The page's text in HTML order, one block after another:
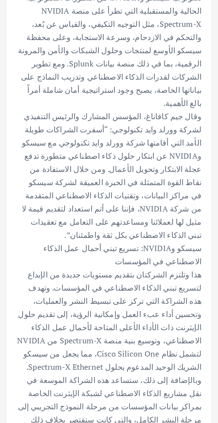
الحالية والمستقبلية التي تطرأ على منصة NVIDIA
Spectrum-X، مثل التوجيه التكيفي، والقياس عن بُعد،
والتحكم في الازدحام، وسرعة الاستجابة، وعلى محفظة
سيسكو الأوسع لمنتجات وحلول الشبكات والأمن والمرونة
الرقمية، بما في ذلك منصة بيانات Splunk. ومع تطوير
الشركات لقدرات الذكاء الاصطناعي وتدريب النماذج على
بياناتها الخاصة، يصبح وجود استراتيجية أمان شاملة أمراً
بالغ الأهمية.
وقال جيم كافاناغ، المؤسس المشارك والرئيس التنفيذي
لشركة وورلد وايد تكنولوجي: “أسفرت الشراكات طويلة
الأمد التي أقامتها شركة وورلد وايد تكنولوجي مع سيسكو
وNVIDIA عن ابتكار حلول ذكاء اصطناعي متطورة تدفع
عجلة الابتكار وتحويل الأعمال. ومن خلال الاستفادة من
نقاط القوة المتمثلة في الخبرة العميقة لشركة سيسكو
في مراكز البيانات، وتقنيات الذكاء الاصطناعي المتقدمة
من شركة NVIDIA، فإننا على أتم استعداد لتقديم قيمة لا
مثيل لها لعملائنا ومساعدتهم على التعامل مع تعقيدات
تبني الذكاء الاصطناعي بكل ثقة واطمئنان”.
سيسكو وNVIDIA: تسريع تبني أحمال عمل الذكاء
الاصطناعي في المؤسسات
هذا وتلتزم الشركتان بتقديم مستويات جديدة من الإبداع
لتسريع تبني الذكاء الاصطناعي في المؤسسات. وتهدف
هذه الشراكة التي تركز على تبسيط النشر والعمليات،
وتحسين أداء عبء العمل وإمكانية الرؤية، إلى تقديم حلول
الإيثرنت ذات الأداء الأعلى المتاحة لأحمال عمل الذكاء
الاصطناعي، وتوسيع بنية منصة Spectrum-X من NVIDIA
لتشمل نظام Cisco Silicon One، مما يجعل من سيسكو
الشريك الوحيد المدعوم بحلول Spectrum-X Ethernet.
وبالإضافة إلى ذلك، ستساعد هذه الشراكة الموسعة في
نقل مشاريع الذكاء الاصطناعي لشبكة الإيثرنت الخاصة
بمراكز بيانات المؤسسات من مرحلة النموذج التجريبي إلى
مرحلة النشر الكامل، والتي كانت ستقتصر بخلاف ذلك